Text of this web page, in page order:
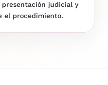
judicial y
el procedimiento.